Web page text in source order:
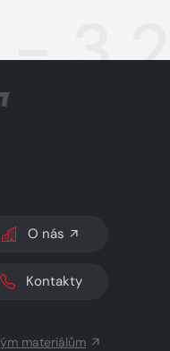
-
SVĚTLÝ/TMAVÝ REŽIM
O nás
Kontakty
materiálům